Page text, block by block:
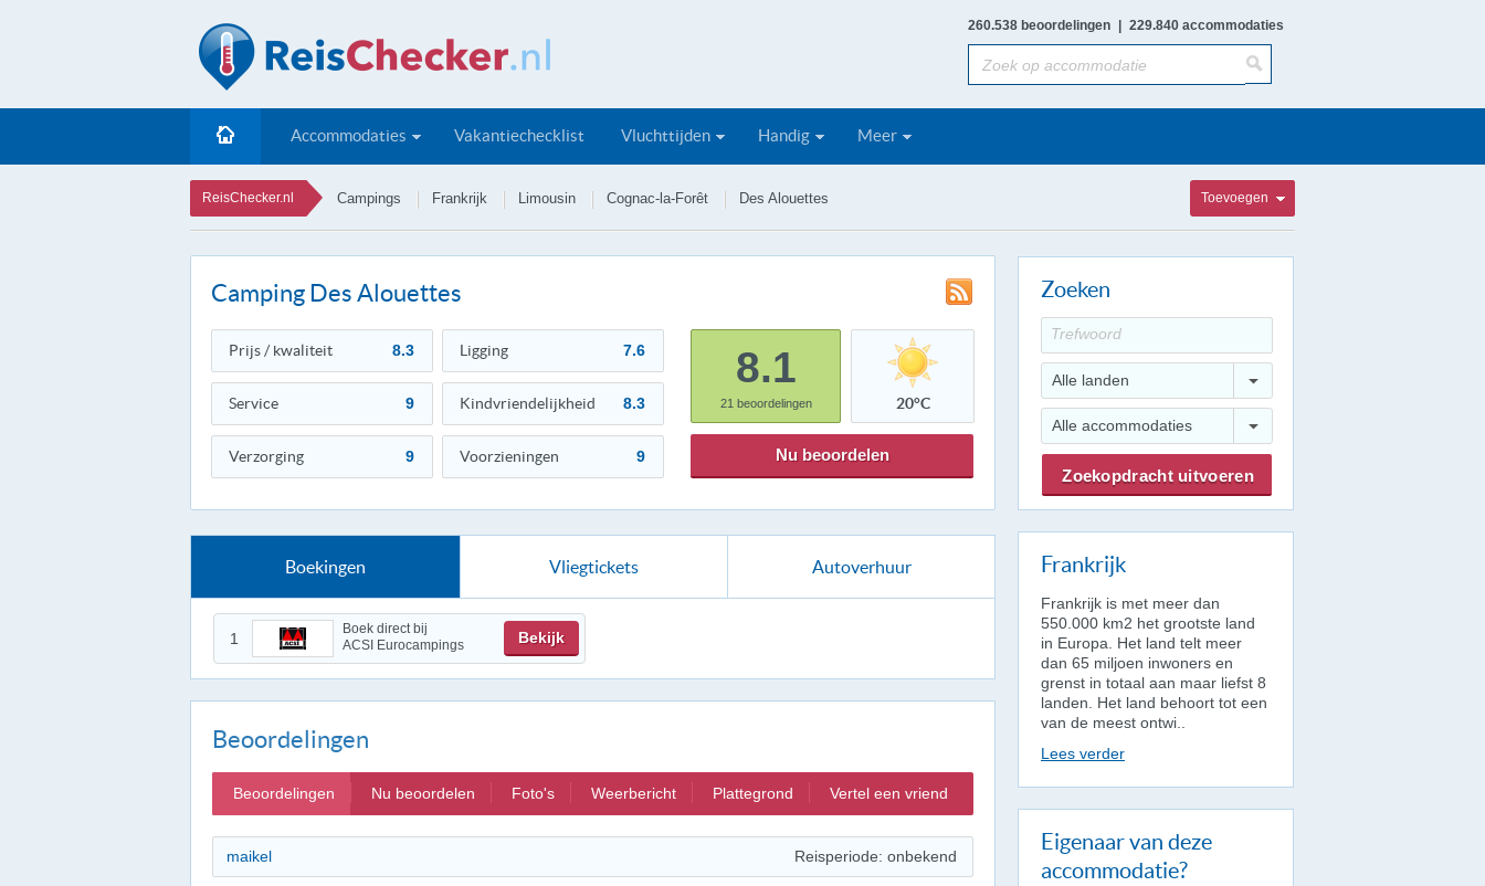
260.538 beoordelingen 229.840 accommodaties
Accommodaties Vakantiechecklist Vluchttijden Handig Meer
ReisChecker.nl Campings Frankrijk Limousin Cognac-la-Forêt Des Alouettes Toevoegen
Camping Des Alouettes
Prijs / kwaliteit 8.3 Ligging 7.6
Service 9 Kindvriendelijkheid 8.3
Verzorging 9 Voorzieningen 9
8.1
21 beoordelingen 20°C
Nu beoordelen
Boekingen Vliegtickets Autoverhuur
1
Boek direct bij
ACSI Eurocampings
Bekijk
Beoordelingen
Beoordelingen Nu beoordelen Foto's Weerbericht Plattegrond Vertel een vriend
maikel Reisperiode: onbekend
Zoeken
Alle landen
Alle accommodaties
Frankrijk
Frankrijk is met meer dan
550.000 km2 het grootste land
in Europa. Het land telt meer
dan 65 miljoen inwoners en
grenst in totaal aan maar liefst 8
landen. Het land behoort tot een
van de meest ontwi..
Lees verder
Eigenaar van deze
accommodatie?